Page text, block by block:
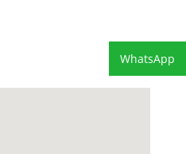
WhatsApp